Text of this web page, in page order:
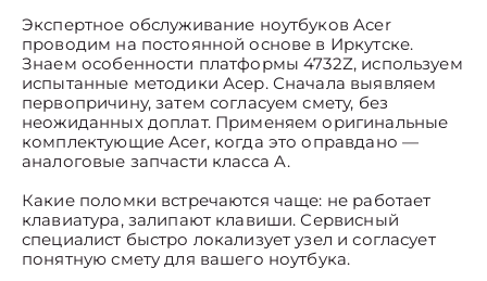
Экспертное обслуживание ноутбуков Acer
проводим на постоянной основе в Иркутске.
Знаем особенности платформы 4732Z, используем
испытанные методики Асер. Сначала выявляем
первопричину, затем согласуем смету, без
неожиданных доплат. Применяем оригинальные
комплектующие Acer, когда это оправдано —
аналоговые запчасти класса A.
Какие поломки встречаются чаще: не работает
клавиатура, залипают клавиши. Сервисный
специалист быстро локализует узел и согласует
понятную смету для вашего ноутбука.